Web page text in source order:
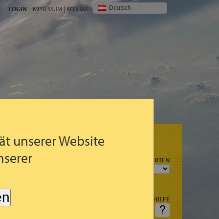
unserer Website
LOGIN | IMPRESSUM | KONTAKT Deutsch
(3STDG.)
PROGNOSEKARTEN
HILFE